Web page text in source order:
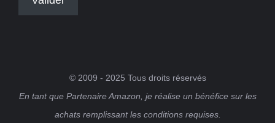
© 2009 - 2025 Tous droits réservés
En tant que Partenaire Amazon, je réalise un bénéfice sur les
achats remplissant les conditions requises.